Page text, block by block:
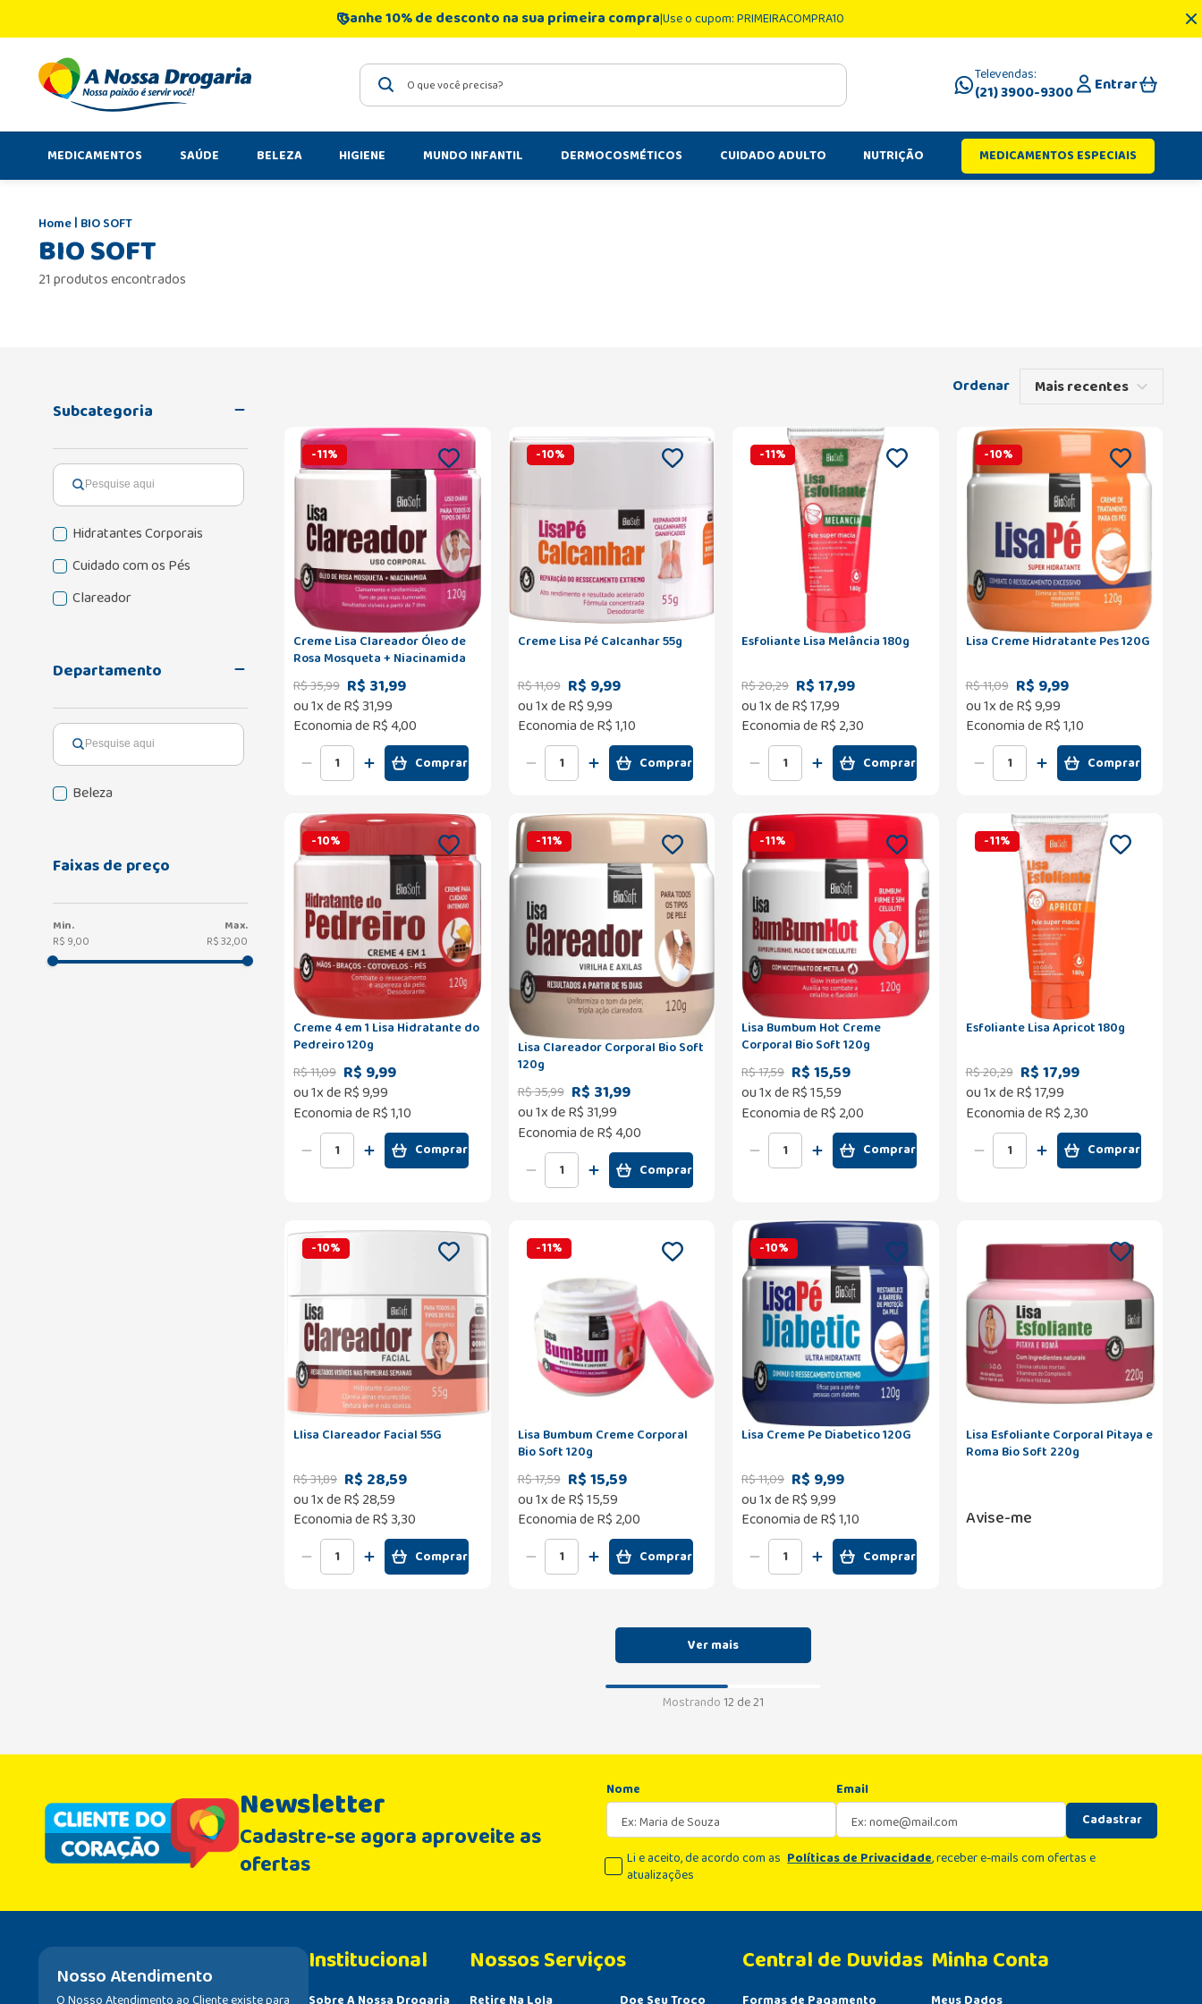
Ganhe 10% de desconto na sua primeira compraUse o cupom: PRIMEIRACOMPRA10
O que você precisa? Televendas:
(21) 3900-9300 Entrar
MEDICAMENTOS SAÚDE BELEZA HIGIENE MUNDO INFANTIL DERMOCOSMÉTICOS CUIDADO ADULTO NUTRIÇÃO MEDICAMENTOS ESPECIAIS
BIO SOFT
BIO SOFT
21 produtos encontrados
Subcategoria
Hidratantes Corporais
Cuidado com os Pés
Clareador
Departamento
Beleza
Faixas de preço
R$ 9,00 R$ 32,00
Mais recentes
-11%
Creme Lisa Clareador Óleo de
Rosa Mosqueta + Niacinamida
120g
R$35,99 R$ 31,99
ou1x deR$31,99
Economia deR$ 4,00
Comprar
-10%
Creme Lisa Pé Calcanhar 55g
R$11,09 R$ 9,99
ou1x deR$9,99
Economia deR$ 1,10
Comprar
-11%
Esfoliante Lisa Melância 180g
R$20,29 R$ 17,99
ou1x deR$17,99
Economia deR$ 2,30
Comprar
-10%
Lisa Creme Hidratante Pes 120G
R$11,09 R$ 9,99
ou1x deR$9,99
Economia deR$ 1,10
Comprar
-10%
Creme 4 em 1 Lisa Hidratante do
Pedreiro 120g
R$11,09 R$ 9,99
ou1x deR$9,99
Economia deR$ 1,10
Comprar
-11%
Lisa Clareador Corporal Bio Soft
120g
R$35,99 R$ 31,99
ou1x deR$31,99
Economia deR$ 4,00
Comprar
-11%
Lisa Bumbum Hot Creme
Corporal Bio Soft 120g
R$17,59 R$ 15,59
ou1x deR$15,59
Economia deR$ 2,00
Comprar
-11%
Esfoliante Lisa Apricot 180g
R$20,29 R$ 17,99
ou1x deR$17,99
Economia deR$ 2,30
Comprar
-10%
Llisa Clareador Facial 55G
R$31,89 R$ 28,59
ou1x deR$ 28,59
Economia deR$ 3,30
Comprar
-11%
Lisa Bumbum Creme Corporal
Bio Soft 120g
R$17,59 R$ 15,59
ou1x deR$15,59
Economia deR$ 2,00
Comprar
-10%
Lisa Creme Pe Diabetico 120G
R$11,09 R$ 9,99
ou1x deR$9,99
Economia deR$ 1,10
Comprar
Lisa Esfoliante Corporal Pitaya e
Roma Bio Soft 220g
Avise-me
Mostrando12 de 21
Newsletter
Cadastre-se agora aproveite as
ofertas
Nome
Email
Cadastrar
Li e aceito, de acordo com as Políticas de Privacidade, receber e-mails com ofertas e
atualizações
Nosso Atendimento Institucional Central de Duvidas Minha Conta